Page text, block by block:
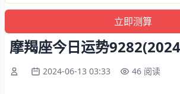
摩羯座今日运势
2024-06-13 03:33 46 阅读